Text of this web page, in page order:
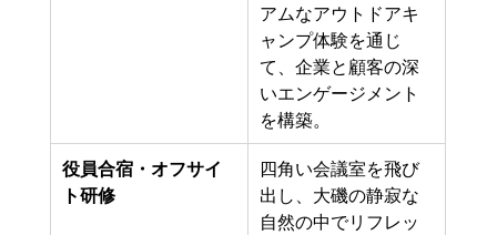
アムなアウトドアキ
ャンプ体験を通じ
て、企業と顧客の深
いエンゲージメント
を構築。
役員合宿・オフサイ
ト研修
四角い会議室を飛び
出し、大磯の静寂な
自然の中でリフレッ